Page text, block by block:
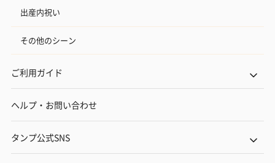
出産内祝い
その他のシーン
ご利用ガイド
ヘルプ・お問い合わせ
タンプ公式SNS